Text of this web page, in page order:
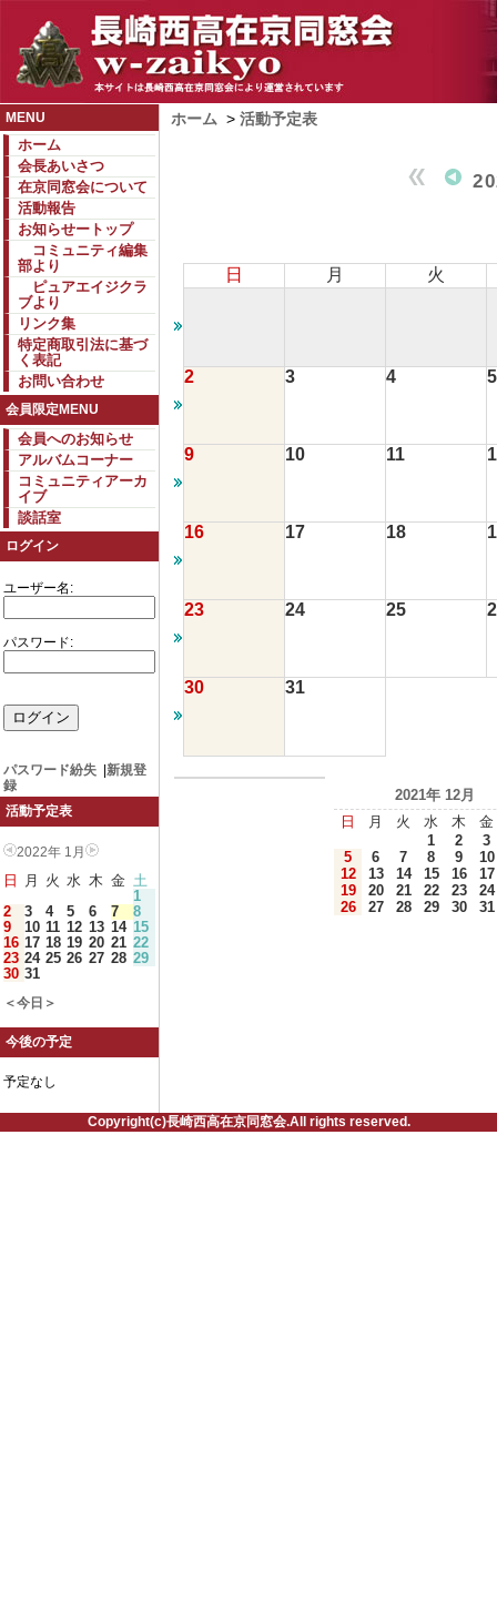
MENU
ホーム
会長あいさつ
在京同窓会について
活動報告
お知らせートップ
コミュニティ編集
部より
ピュアエイジクラ
ブより
リンク集
特定商取引法に基づ
く表記
お問い合わせ
会員限定MENU
会員へのお知らせ
アルバムコーナー
コミュニティアーカ
イブ
談話室
ログイン
ユーザー名:
パスワード:
パスワード紛失
新規登
録
活動予定表
2022年 1月
日 月 火 水 木 金 土
1
2
3 4 5 6 7
8
9
10 11 12 13 14 15
16 17 18 19 20 21 22
23 24 25 26 27 28 29
30 31
＜今日＞
今後の予定
予定なし
ホーム > 活動予定表
日 月 火
2 3 4 5
9 10 11
16 17 18
23 24 25
30 31
2021年 12月
日
月 火 水 木
金
1
2
3
5
6 7 8 9
10
12
13 14 15 16
17
19
20 21 22 23
24
26
27 28 29 30 31
Copyright(c)長崎西高在京同窓会.All rights reserved.